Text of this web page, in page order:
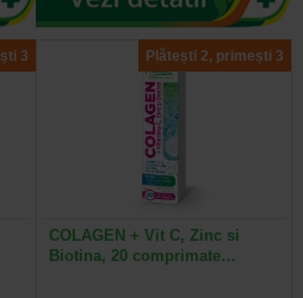
3 Plătești 2, primești 3
COLAGEN + Vit C, Zinc si
Biotina, 20 comprimate…